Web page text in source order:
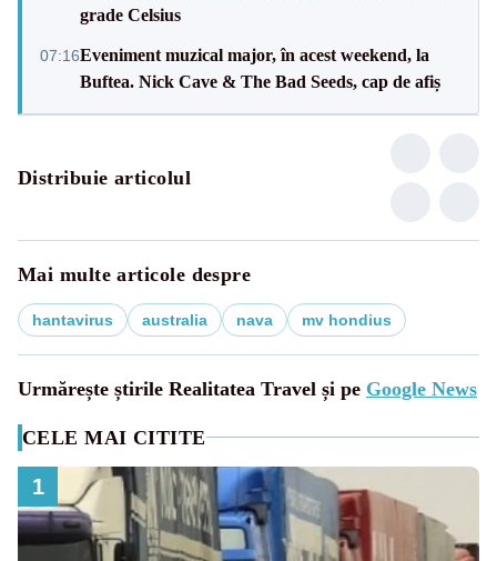
grade Celsius
07:16Eveniment muzical major, în acest weekend, la
Buftea. Nick Cave & The Bad Seeds, cap de afiș
Distribuie articolul
Mai multe articole despre
hantavirus australia nava mv hondius
Urmărește știrile Realitatea Travel și pe Google News
CELE MAI CITITE
1